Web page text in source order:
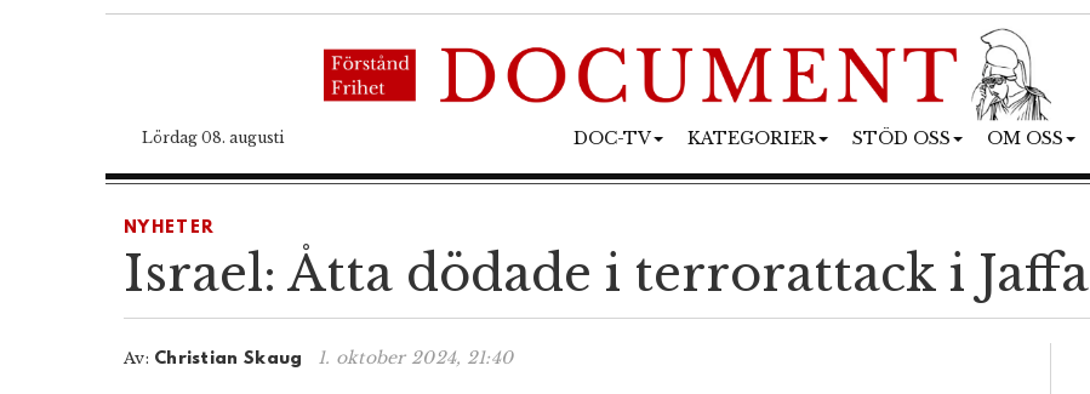
Lördag 08. augusti DOC-TV KATEGORIER STÖD OSS OM OSS
NYHETER
Israel: Åtta dödade i terrorattack i Jaffa
Av: Christian Skaug 1. oktober 2024, 21:40